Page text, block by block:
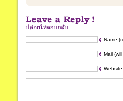
Name
Mail
Website